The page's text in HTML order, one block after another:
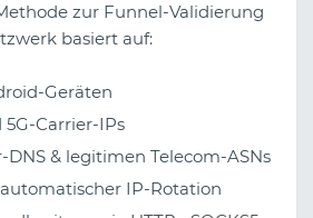
zur Funnel-Validierung
basiert auf:
Geräten
Carrier-IPs
& legitimen Telecom-ASNs
IP-Rotation